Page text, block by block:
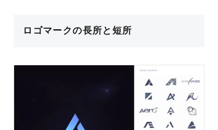
ロゴマークの長所と短所